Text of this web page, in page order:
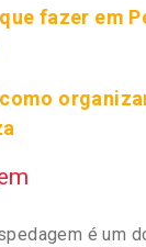
fazer em
é um